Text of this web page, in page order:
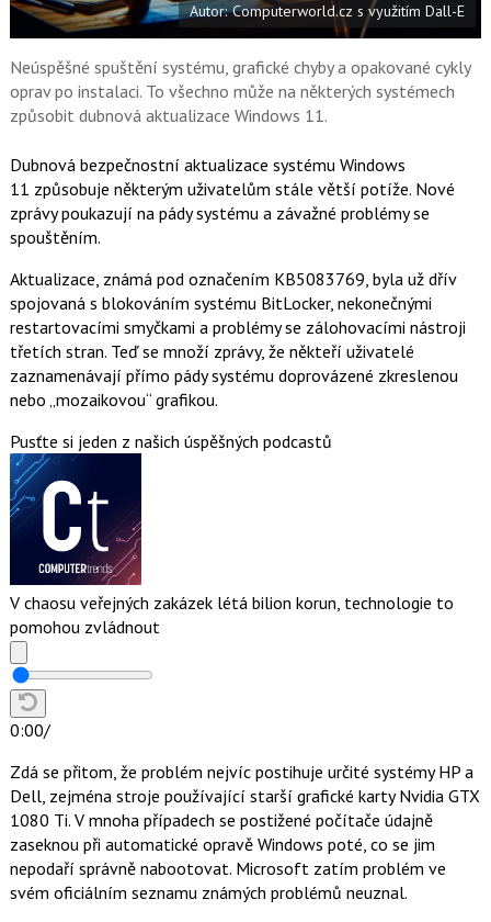
o
k
Autor: Computerworld.cz s využitím Dall-E
Neúspěšné spuštění systému, grafické chyby a opakované cykly
oprav po instalaci. To všechno může na některých systémech
způsobit dubnová aktualizace Windows 11.
Dubnová bezpečnostní aktualizace systému Windows
11 způsobuje některým uživatelům stále větší potíže. Nové
zprávy poukazují na pády systému a závažné problémy se
spouštěním.
Aktualizace, známá pod označením KB5083769, byla už dřív
spojovaná s blokováním systému BitLocker, nekonečnými
restartovacími smyčkami a problémy se zálohovacími nástroji
třetích stran. Teď se množí zprávy, že někteří uživatelé
zaznamenávají přímo pády systému doprovázené zkreslenou
nebo „mozaikovou“ grafikou.
Pusťte si jeden z našich úspěšných podcastů
V chaosu veřejných zakázek létá bilion korun, technologie to
pomohou zvládnout
0:00/
Zdá se přitom, že problém nejvíc postihuje určité systémy HP a
Dell, zejména stroje používající starší grafické karty Nvidia GTX
1080 Ti. V mnoha případech se postižené počítače údajně
zaseknou při automatické opravě Windows poté, co se jim
nepodaří správně nabootovat. Microsoft zatím problém ve
svém oficiálním seznamu známých problémů neuznal.